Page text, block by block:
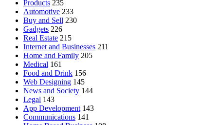
Products 235
Automotive 233
Buy and Sell 230
Gadgets 226
Real Estate 215
Internet and Businesses 211
Home and Family 205
Medical 161
Food and Drink 156
Web Designing 145
News and Society 144
Legal 143
App Development 143
Communications 141